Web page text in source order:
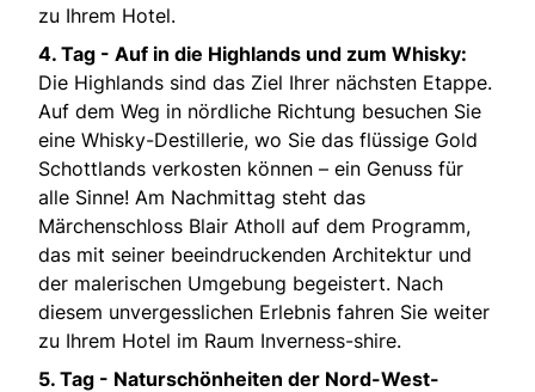
zu Ihrem Hotel.
4. Tag - Auf in die Highlands und zum Whisky:
Die Highlands sind das Ziel Ihrer nächsten Etappe.
Auf dem Weg in nördliche Richtung besuchen Sie
eine Whisky-Destillerie, wo Sie das flüssige Gold
Schottlands verkosten können – ein Genuss für
alle Sinne! Am Nachmittag steht das
Märchenschloss Blair Atholl auf dem Programm,
das mit seiner beeindruckenden Architektur und
der malerischen Umgebung begeistert. Nach
diesem unvergesslichen Erlebnis fahren Sie weiter
zu Ihrem Hotel im Raum Inverness-shire.
5. Tag - Naturschönheiten der Nord-West-